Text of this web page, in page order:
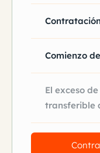
Comienzo
El exceso
transferible